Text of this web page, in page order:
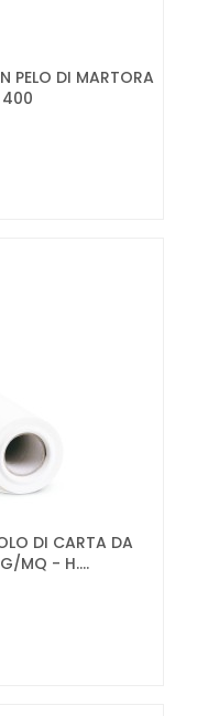
PELO DI MARTORA
400
DI CARTA DA
G/MQ - H....